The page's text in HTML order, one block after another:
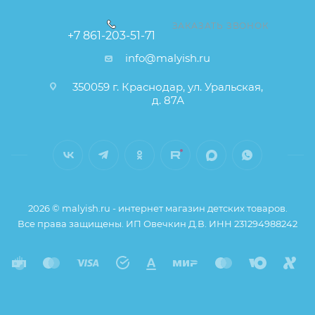
Возраст: 0-12мес
+7 861-203-51-71
ЗАКАЗАТЬ ЗВОНОК
info@malyish.ru
350059 г. Краснодар, ул. Уральская,
д. 87А
2026 © malyish.ru - интернет магазин детских товаров.
Все права защищены. ИП Овечкин Д.В. ИНН 231294988242